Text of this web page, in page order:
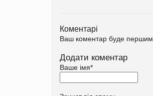
Коментарі
Ваш коментар буде першим.
Додати коментар
Ваше імя*